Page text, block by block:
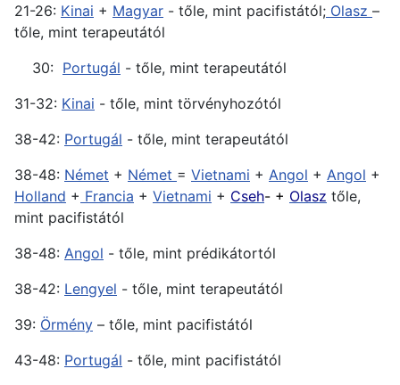
21-26: Kinai + Magyar - tőle, mint pacifistától; Olasz –
tőle, mint terapeutától
30: Portugál - tőle, mint terapeutától
31-32: Kinai - tőle, mint törvényhozótól
38-42: Portugál - tőle, mint terapeutától
38-48: Német + Német = Vietnami + Angol + Angol +
Holland + Francia + Vietnami + Cseh- + Olasz tőle,
mint pacifistától
38-48: Angol - tőle, mint prédikátortól
38-42: Lengyel - tőle, mint terapeutától
39: Örmény – tőle, mint pacifistától
43-48: Portugál - tőle, mint pacifistától